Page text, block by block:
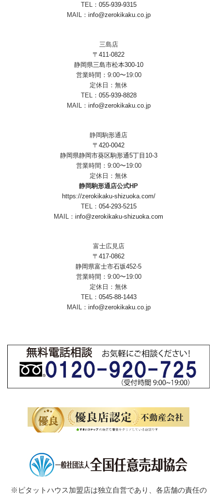
TEL： 055-939-9315
MAIL： info@zerokikaku.co.jp
三島店
〒411-0822
静岡県三島市松本300-10
営業時間：9:00〜19:00
定休日：無休
TEL： 055-939-8828
MAIL： info@zerokikaku.co.jp
静岡駒形通店
〒420-0042
静岡県静岡市葵区駒形通5丁目10-3
営業時間：9:00〜19:00
定休日：無休
静岡駒形通店公式HP
https://zerokikaku-shizuoka.com/
TEL： 054-293-5215
MAIL： info@zerokikaku-shizuoka.com
富士広見店
〒417-0862
静岡県富士市石坂452-5
営業時間：9:00〜19:00
定休日：無休
TEL： 0545-88-1443
MAIL： info@zerokikaku.co.jp
※ピタットハウス加盟店は独立自営であり、各店舗の責任の